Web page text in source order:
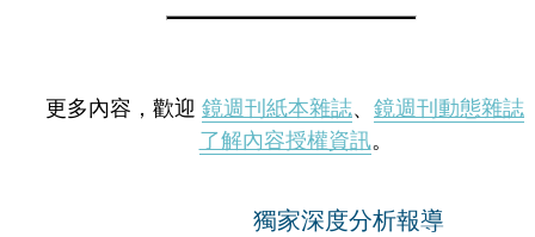
更多內容，歡迎 鏡週刊紙本雜誌、 鏡週刊動態雜誌
了解內容授權資訊。
獨家深度分析報導